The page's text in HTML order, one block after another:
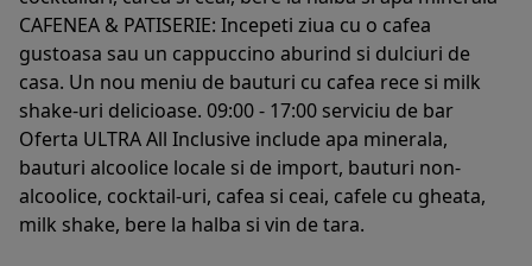
CAFENEA & PATISERIE: Incepeti ziua cu o cafea
gustoasa sau un cappuccino aburind si dulciuri de
casa. Un nou meniu de bauturi cu cafea rece si milk
shake-uri delicioase. 09:00 - 17:00 serviciu de bar
Oferta ULTRA All Inclusive include apa minerala,
bauturi alcoolice locale si de import, bauturi non-
alcoolice, cocktail-uri, cafea si ceai, cafele cu gheata,
milk shake, bere la halba si vin de tara.